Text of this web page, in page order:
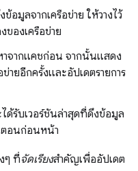
อมูลจากเครือข่าย ให้วางไว้
องเครือข่าย
จากแคชก่อน จากนั้นแสดง
ายอีกครั้งและอัปเดตรายการ
รับเวอร์ชันล่าสุดที่ดึงข้อมูล
ตอนก่อนหน้า
ๆ ที่จัดเรียงสำคัญเพื่ออัปเดต